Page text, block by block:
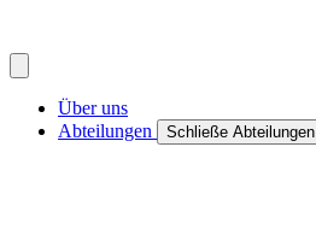
Über uns
Abteilungen
Schließe Abteilungen